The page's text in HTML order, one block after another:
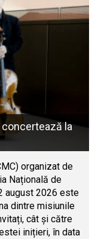
la
organizat de
Națională de
august 2026 este
dintre misiunile
cât și către
inițieri, în data